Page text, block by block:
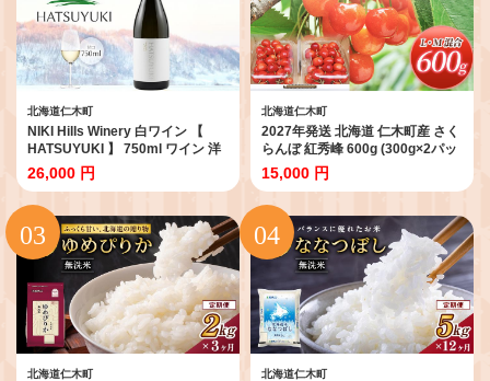
北海道仁木町
NIKI Hills Winery 白ワイン 【
HATSUYUKI 】 750ml ワイン 洋
酒 お酒 アルコール ブドウ ぶどう
ドライ [株式会社NIKI Hillsヴィレ
ッジ]
26,000 円
北海道仁木町
2027年発送 北海道 仁木町産 さく
らんぼ 紅秀峰 600g (300g×2パッ
ク) L-Mサイズ 混合 旬 桜桃 産地直
送 サクランボ チェリー フルーツ
果物 果物類 仁木町 仁木 [松山商
15,000 円
北海道仁木町 北海道仁木町